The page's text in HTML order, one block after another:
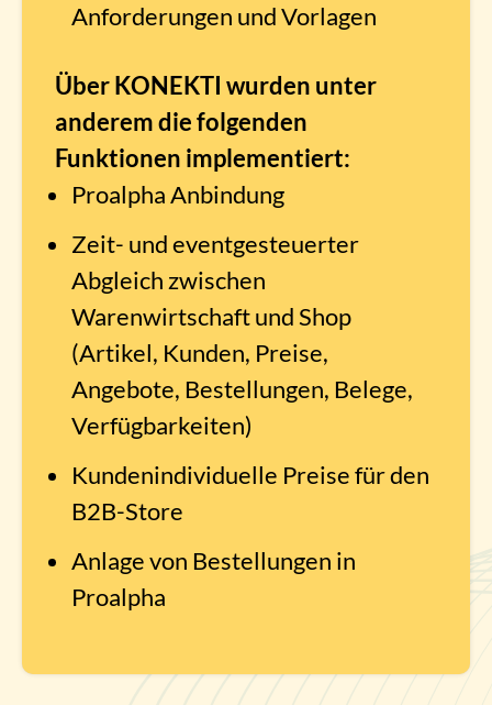
Anforderungen und Vorlagen
Über KONEKTI wurden unter
anderem die folgenden
Funktionen implementiert:
Proalpha Anbindung
Zeit- und eventgesteuerter
Abgleich zwischen
Warenwirtschaft und Shop
(Artikel, Kunden, Preise,
Angebote, Bestellungen, Belege,
Verfügbarkeiten)
Kundenindividuelle Preise für den
B2B-Store
Anlage von Bestellungen in
Proalpha